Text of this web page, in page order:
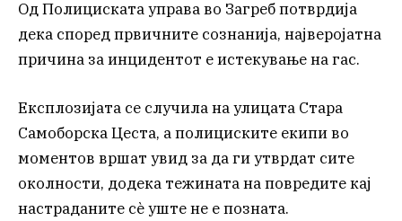
Од Полициската управа во Загреб потврдија
дека според првичните сознанија, најверојатна
причина за инцидентот е истекување на гас.
Експлозијата се случила на улицата Стара
Самоборска Цеста, а полициските екипи во
моментов вршат увид за да ги утврдат сите
околности, додека тежината на повредите кај
настраданите сè уште не е позната.